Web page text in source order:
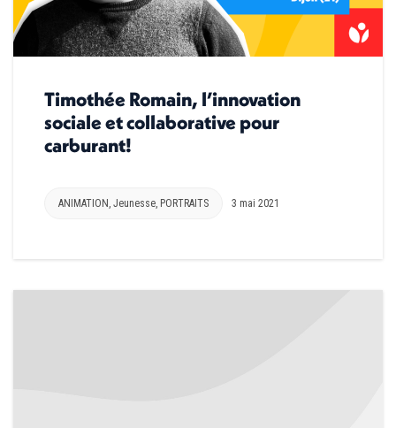
Timothée Romain, l’innovation
sociale et collaborative pour
carburant!
ANIMATION , Jeunesse, PORTRAITS 3 mai 2021